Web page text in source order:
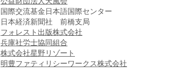
国際交流基金日本語国際センター
日本経済新聞社 前橋支局
フォレスト出版株式会社
​兵庫社労士協同組合
​株式会社星野リゾート
明豊ファティリシー​ワークス株式会社